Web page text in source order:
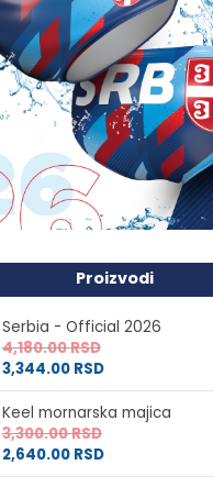
Proizvodi
Serbia - Official 2026
4,180.00RSD
3,344.00 RSD
Keel mornarska majica
3,300.00RSD
2,640.00 RSD